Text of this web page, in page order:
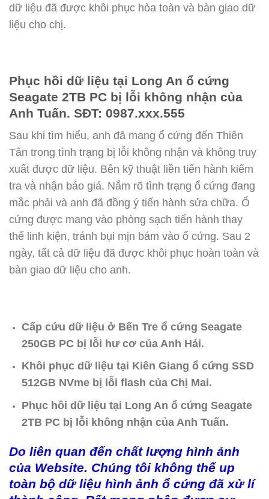
dữ liệu đã được khôi phục hòa toàn và bàn giao dữ
liệu cho chị.
Phục hồi dữ liệu tại Long An ổ cứng
Seagate 2TB PC bị lỗi không nhận của
Anh Tuấn. SĐT: 0987.xxx.555
Sau khi tìm hiểu, anh đã mang ổ cứng đến Thiên
Tân trong tình trạng bị lỗi không nhận và không truy
xuất được dữ liệu. Bên kỹ thuật liền tiến hành kiểm
tra và nhận báo giá. Nắm rõ tình trạng ổ cứng đang
mắc phải và anh đã đồng ý tiến hành sửa chữa. Ổ
cứng được mang vào phòng sạch tiến hành thay
thế linh kiện, tránh bụi mịn bám vào ổ cứng. Sau 2
ngày, tất cả dữ liệu đã được khôi phục hoàn toàn và
bàn giao dữ liệu cho anh.
Cấp cứu dữ liệu ở Bến Tre ổ cứng Seagate
250GB PC bị lỗi hư cơ của Anh Hải.
Khôi phục dữ liệu tại Kiên Giang ổ cứng SSD
512GB NVme bị lỗi flash của Chị Mai.
Phục hồi dữ liệu tại Long An ổ cứng Seagate
2TB PC bị lỗi không nhận của Anh Tuấn.
Do liên quan đến chất lượng hình ảnh
của Website. Chúng tôi không thể up
toàn bộ dữ liệu hình ảnh ổ cứng đã xử lí